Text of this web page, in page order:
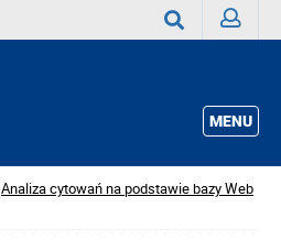
MENU
Analiza cytowań na podstawie bazy Web